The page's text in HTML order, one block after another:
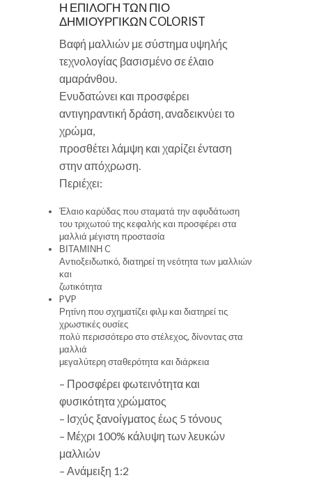
Η ΕΠΙΛΟΓΗ ΤΩΝ ΠΙΟ
ΔΗΜΙΟΥΡΓΙΚΩΝ COLORIST
Βαφή μαλλιών με σύστημα υψηλής
τεχνολογίας βασισμένο σε έλαιο
αμαράνθου.
Ενυδατώνει και προσφέρει
αντιγηραντική δράση, αναδεικνύει το
χρώμα,
προσθέτει λάμψη και χαρίζει ένταση
στην απόχρωση.
Περιέχει:
Έλαιο καρύδας που σταματά την αφυδάτωση
του τριχωτού της κεφαλής και προσφέρει στα
μαλλιά μέγιστη προστασία
ΒΙΤΑΜΙΝΗ C
Αντιοξειδωτικό, διατηρεί τη νεότητα των μαλλιών
και
ζωτικότητα
PVP
Ρητίνη που σχηματίζει φιλμ και διατηρεί τις
χρωστικές ουσίες
πολύ περισσότερο στο στέλεχος, δίνοντας στα
μαλλιά
μεγαλύτερη σταθερότητα και διάρκεια
– Προσφέρει φωτεινότητα και
φυσικότητα χρώματος
– Ισχύς ξανοίγματος έως 5 τόνους
– Μέχρι 100% κάλυψη των λευκών
μαλλιών
– Ανάμειξη 1:2